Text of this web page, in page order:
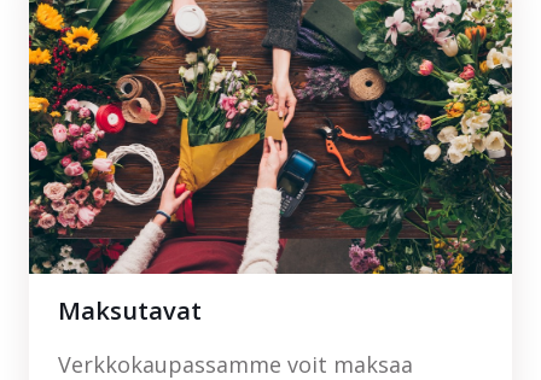
Maksutavat
Verkkokaupassamme voit maksaa